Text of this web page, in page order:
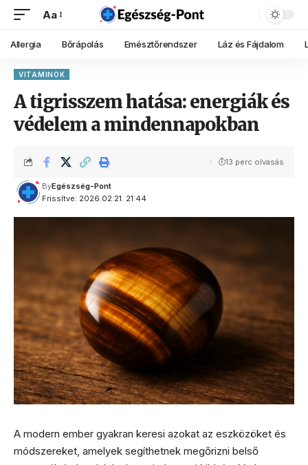
Aa
Allergia Bőrápolás Emésztőrendszer Láz és Fájdalom
VITAMINOK
A tigrisszem hatása: energiák és
védelem a mindennapokban
Frissítve: 2026.02.21. 21:44
ByEgészség-Pont
13 perc olvasás
A modern ember gyakran keresi azokat az eszközöket és
módszereket, amelyek segíthetnek megőrizni belső